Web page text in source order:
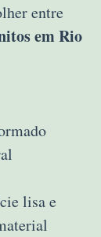
entre
em Rio
lisa e